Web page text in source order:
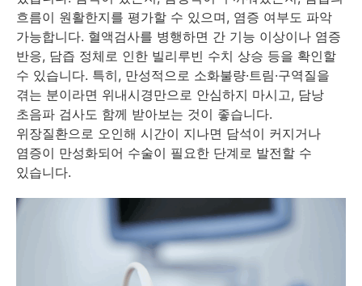
흐름이 원활한지를 평가할 수 있으며, 염증 여부도 파악
가능합니다. 혈액검사를 병행하면 간 기능 이상이나 염증
반응, 담즙 정체로 인한 빌리루빈 수치 상승 등을 확인할
수 있습니다. 특히, 만성적으로 소화불량·트림·구역질을
겪는 분이라면 위내시경만으로 안심하지 마시고, 담낭
초음파 검사도 함께 받아보는 것이 좋습니다.
위장질환으로 오인해 시간이 지나면 담석이 커지거나
염증이 만성화되어 수술이 필요한 단계로 발전할 수
있습니다.